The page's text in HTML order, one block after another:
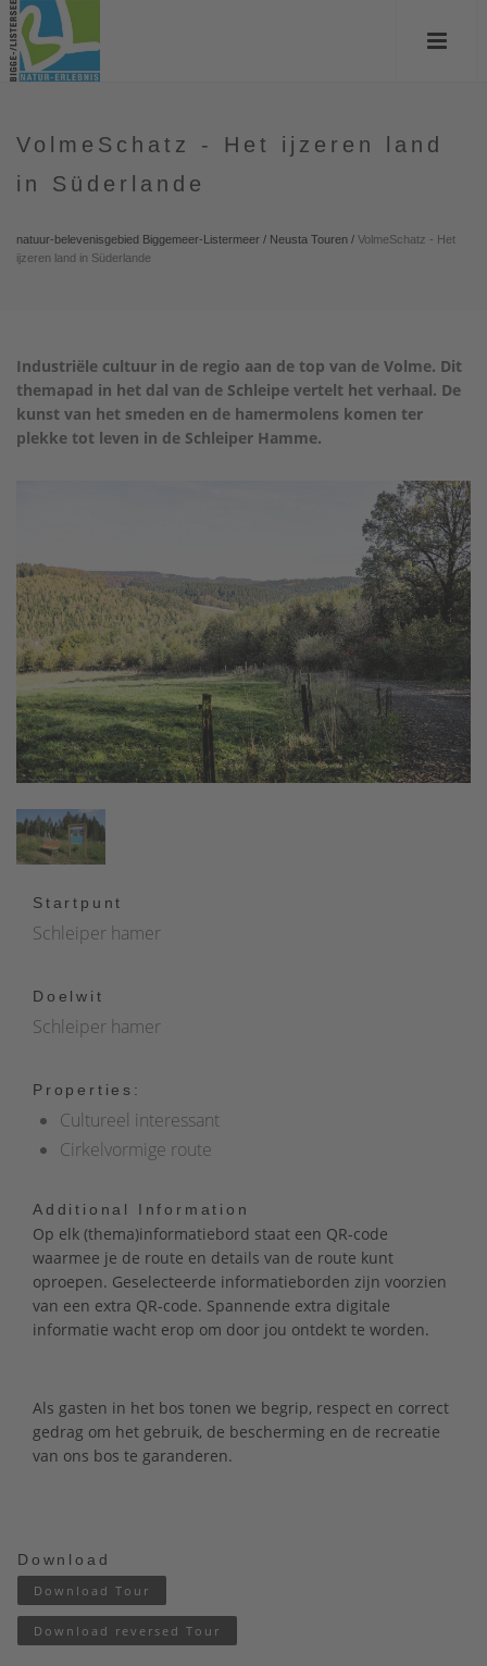
VolmeSchatz - Het ijzeren land
in Süderlande
natuur-belevenisgebied Biggemeer-Listermeer / Neusta Touren / VolmeSchatz - Het
ijzeren land in Süderlande
Industriële cultuur in de regio aan de top van de Volme. Dit
themapad in het dal van de Schleipe vertelt het verhaal. De
kunst van het smeden en de hamermolens komen ter
plekke tot leven in de Schleiper Hamme.
Startpunt
Schleiper hamer
Doelwit
Schleiper hamer
Properties:
Cultureel interessant
Cirkelvormige route
Additional Information
Op elk (thema)informatiebord staat een QR-code
waarmee je de route en details van de route kunt
oproepen. Geselecteerde informatieborden zijn voorzien
van een extra QR-code. Spannende extra digitale
informatie wacht erop om door jou ontdekt te worden.
Als gasten in het bos tonen we begrip, respect en correct
gedrag om het gebruik, de bescherming en de recreatie
van ons bos te garanderen.
Download
Download Tour
Download reversed Tour